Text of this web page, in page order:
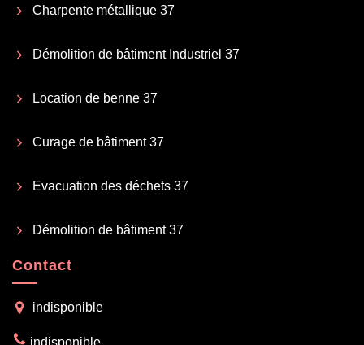
Charpente métallique 37
Démolition de bâtiment Industriel 37
Location de benne 37
Curage de bâtiment 37
Evacuation des déchets 37
Démolition de bâtiment 37
Contact
indisponible